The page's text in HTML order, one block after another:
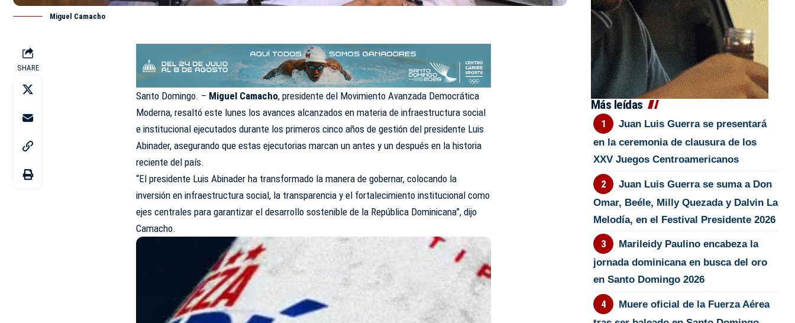
Miguel Camacho
SHARE
Santo Domingo. – Miguel Camacho, presidente del Movimiento Avanzada Democrática
Moderna, resaltó este lunes los avances alcanzados en materia de infraestructura social
e institucional ejecutados durante los primeros cinco años de gestión del presidente Luis
Abinader, asegurando que estas ejecutorias marcan un antes y un después en la historia
reciente del país.
“Elpresidente Luis Abinader ha transformado la manera de gobernar, colocando la
inversión en infraestructura social, la transparencia y el fortalecimiento institucional como
ejes centrales para garantizar el desarrollo sostenible de la República Dominicana”, dijo
Camacho.
Más leídas
Juan Luis Guerra se presentará
en la ceremonia de clausura de los
XXV Juegos Centroamericanos
Juan Luis Guerra se suma a Don
Omar, Beéle, Milly Quezada y Dalvin La
Melodía, en el Festival Presidente 2026
Marileidy Paulino encabeza la
jornada dominicana en busca del oro
en Santo Domingo 2026
Muere oficial de la Fuerza Aérea